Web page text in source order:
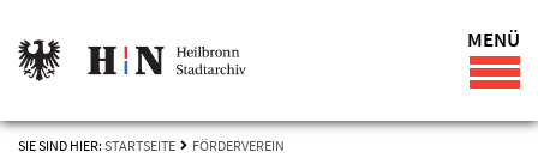
MENÜ
SIE SIND HIER: STARTSEITE FÖRDERVEREIN